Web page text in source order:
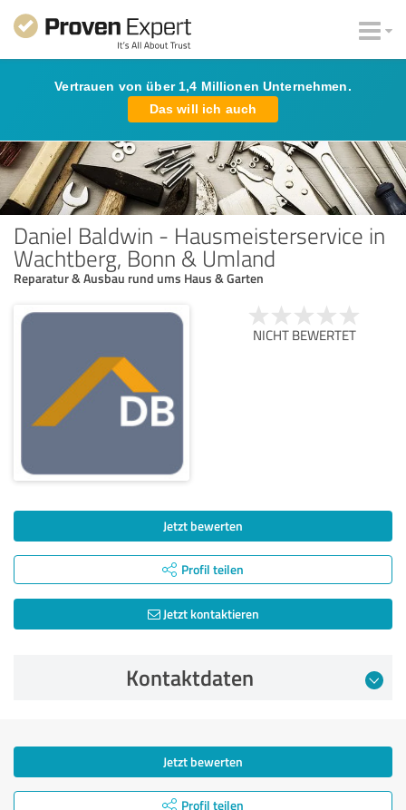
Vertrauen von über 1,4 Millionen Unternehmen.
Das will ich auch
Daniel Baldwin - Hausmeisterservice in
Wachtberg, Bonn & Umland
Reparatur & Ausbau rund ums Haus & Garten
NICHT BEWERTET
Jetzt bewerten
Profil teilen
Jetzt kontaktieren
Kontaktdaten
Jetzt bewerten
Profil teilen